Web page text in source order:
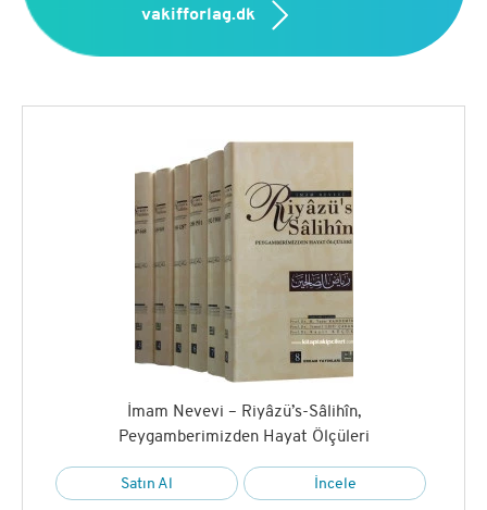
vakifforlag.dk
İmam Nevevi – Riyâzü’s-Sâlihîn,
Peygamberimizden Hayat Ölçüleri
Satın Al İncele